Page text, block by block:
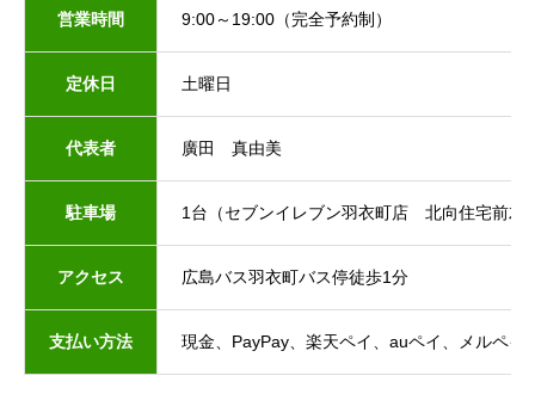
営業時間 9:00～19:00（完全予約制）
定休日 土曜日
代表者 廣田 真由美
駐車場 1台（セブンイレブン羽衣町店 北向住宅前左
アクセス 広島バス羽衣町バス停徒歩1分
支払い方法 現金、PayPay、楽天ペイ、auペイ、メルペイ